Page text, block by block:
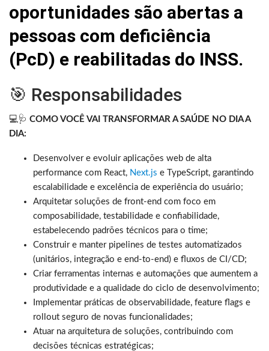
oportunidades são abertas a
pessoas com deficiência
(PcD) e reabilitadas do INSS.
🎯 Responsabilidades
💻🩺 COMO VOCÊ VAI TRANSFORMAR A SAÚDE NO DIA A
DIA:
Desenvolver e evoluir aplicações web de alta
performance com React, Next.js e TypeScript, garantindo
escalabilidade e excelência de experiência do usuário;
Arquitetar soluções de front-end com foco em
composabilidade, testabilidade e confiabilidade,
estabelecendo padrões técnicos para o time;
Construir e manter pipelines de testes automatizados
(unitários, integração e end-to-end) e fluxos de CI/CD;
Criar ferramentas internas e automações que aumentem a
produtividade e a qualidade do ciclo de desenvolvimento;
Implementar práticas de observabilidade, feature flags e
rollout seguro de novas funcionalidades;
Atuar na arquitetura de soluções, contribuindo com
decisões técnicas estratégicas;